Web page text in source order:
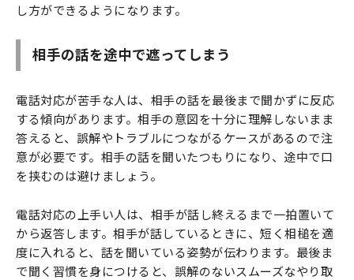
し方ができるようになります。
相手の話を途中で遮ってしまう
電話対応が苦手な人は、相手の話を最後まで聞かずに反応
する傾向があります。相手の意図を十分に理解しないまま
答えると、誤解やトラブルにつながるケースがあるので注
意が必要です。相手の話を聞いたつもりになり、途中で口
を挟むのは避けましょう。
電話対応の上手い人は、相手が話し終えるまで一拍置いて
から返答します。相手が話しているときに、短く相槌を適
度に入れると、話を聞いている姿勢が伝わります。最後ま
で聞く習慣を身につけると、誤解のないスムーズなやり取